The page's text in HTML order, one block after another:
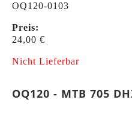
OQ120-0103
Preis:
24,00 €
Nicht Lieferbar
OQ120 - MTB 705